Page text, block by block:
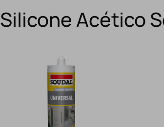
Silicone Acético